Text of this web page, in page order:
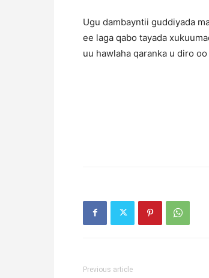
Ugu dambayntii guddiyada
ee laga qabo tayada
uu hawlaha qaranka u diro
Previous article